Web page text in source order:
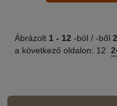
Ábrázolt 1 - 12 -ból / -ből
a következő oldalon: 12